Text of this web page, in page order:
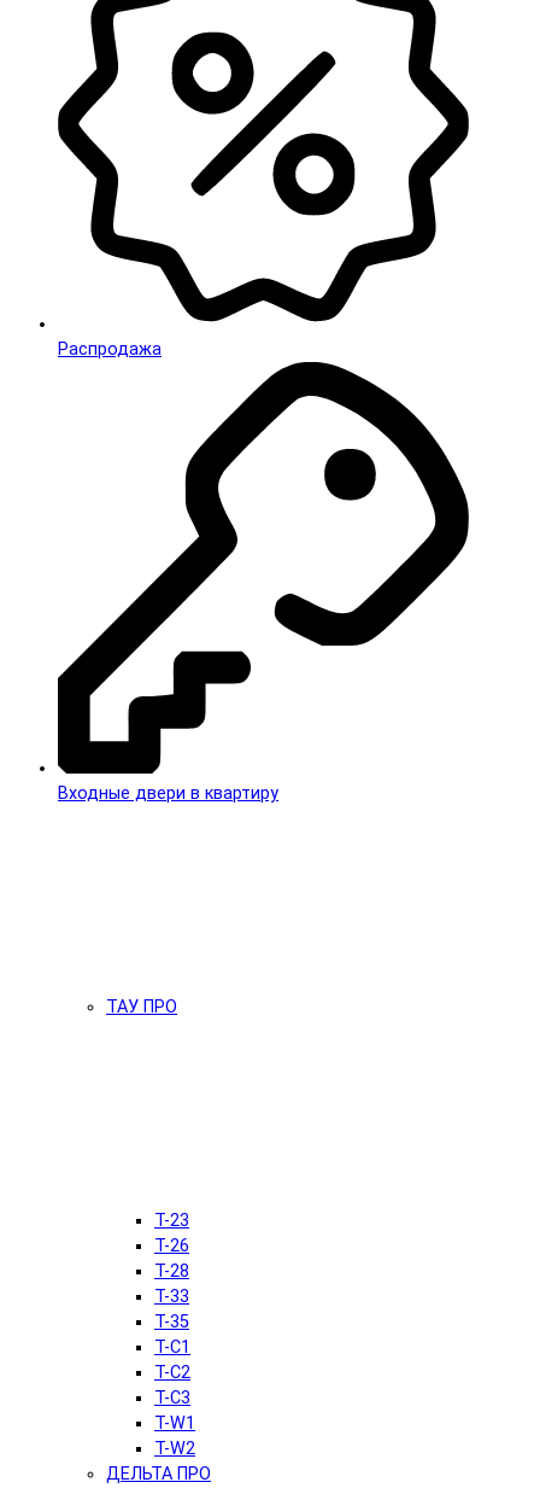
Распродажа
Входные двери в квартиру
ТАУ ПРО
T-23
T-26
T-28
T-33
T-35
T-C1
T-C2
T-C3
T-W1
T-W2
ДЕЛЬТА ПРО